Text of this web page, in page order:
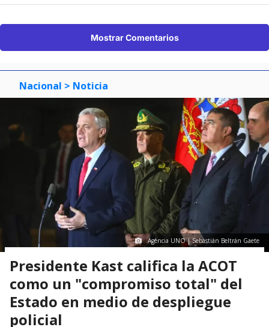
Mostrar Comentarios
Nacional > Noticia
Agencia UNO | Sebastián Beltrán Gaete
Presidente Kast califica la ACOT
como un "compromiso total" del
Estado en medio de despliegue
policial